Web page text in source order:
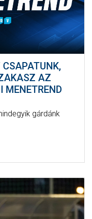
AZ
MENETREND
gárdánk